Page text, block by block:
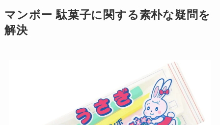
マンボー 駄菓子に関する素朴な疑問を
解決